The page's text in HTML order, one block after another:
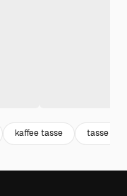
kaffee tasse tasse